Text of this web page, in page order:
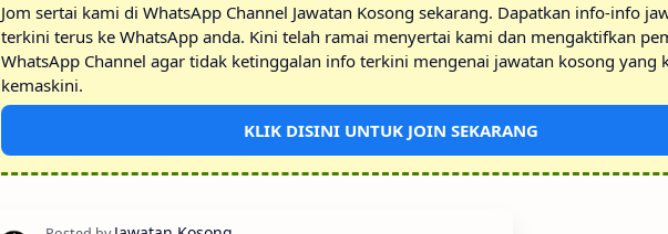
Jom sertai kami di WhatsApp Channel Jawatan Kosong sekarang. Dapatkan info-info
terkini terus ke WhatsApp anda. Kini telah ramai menyertai kami dan mengaktifkan
WhatsApp Channel agar tidak ketinggalan info terkini mengenai jawatan kosong yang
kemaskini.
KLIK DISINI UNTUK JOIN SEKARANG